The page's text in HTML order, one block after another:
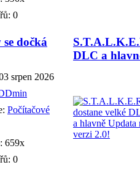
0
dočká
srpen 2026
Počítačové
659x
0
DLC a